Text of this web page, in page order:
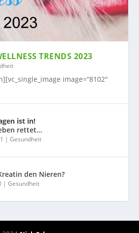
TRENDS 2023
image=“8102″
ist in!
rettet…
|Gesundheit
den Nieren?
|Gesundheit